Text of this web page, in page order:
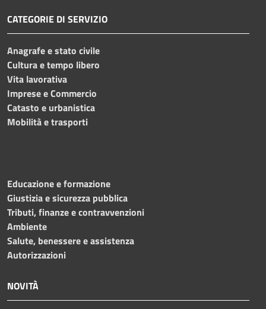
CATEGORIE DI SERVIZIO
Anagrafe e stato civile
Cultura e tempo libero
Vita lavorativa
Imprese e Commercio
Catasto e urbanistica
Mobilità e trasporti
Educazione e formazione
Giustizia e sicurezza pubblica
Tributi, finanze e contravvenzioni
Ambiente
Salute, benessere e assistenza
Autorizzazioni
NOVITÀ